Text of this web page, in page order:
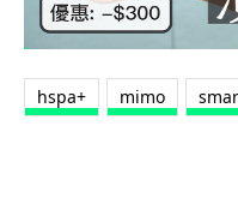
hspa+ mimo